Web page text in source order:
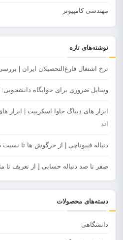
مهندسی کامپیوتر
نوشته‌های تازه
نرخ اشتغال فارغ‌التحصیلان ایران |
وسایل ضروری برای خوابگاه
ابزار های دیباگ جاوا اسکریپت |‌
اند
دنباله فیبوناچی |‌ از خرگوش ها تا نسبت
صفر تا صد دنباله حسابی [ از تعریف تا
دسته‌های محصولات
دانشگاهی